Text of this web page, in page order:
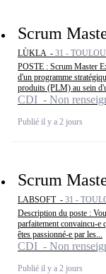
Scrum
LÙKLA - 31 -
POSTE : Scrum Master
d'un programme
produits (PLM) au sein
CDI - Non
Publié il y a 2 jours
Scrum
LABSOFT - 31 -
Description du poste :
parfaitement convaincu-e
êtes passionné-e par les...
CDI - Non
Publié il y a 2 jours